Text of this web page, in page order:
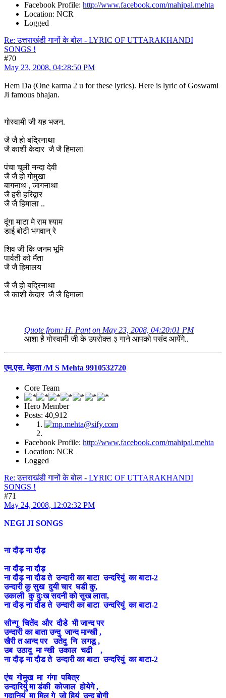
Facebook Profile: http://www.facebook.com/mahipal.mehta
Location: NCR
Logged
Re: उत्तराखंडी गानों के बोल - LYRIC OF UTTARAKHANDI
SONGS !
#70
May 23, 2008, 04:28:50 PM
Hem Da (One karma 2 u for these lyrics). Here is lyric of Goswami
Ji famous bhajan.
गोस्वामी जी यह भजन.
जै जै हो बद्रिनाथा
जै काशी केदार जै जै हिमाला
पंचा चूली नन्दा देवी
जै जै हो गोमुखा
बागनाथ , जागनाथा
जै हरी हरिद्वार
जै जै हिमाला ..
दूंगा माटा मे राम श्याम
डाई बोटी भगवान् रे
शिव जी कि जनम भूमि
पार्वती को मैंता
जै जै हिमालय
जै जै हो बद्रिनाथा
जै काशी केदार जै जै हिमाला
Quote from: H. Pant on May 23, 2008, 04:20:01 PM
आशा है गोस्वामी जी के उपरोक्त ३ गाने आपको पसंद आयेंगे..
एम.एस. मेहता /M S Mehta 9910532720
Core Team
Hero Member
Posts: 40,912
Facebook Profile: http://www.facebook.com/mahipal.mehta
Location: NCR
Logged
Re: उत्तराखंडी गानों के बोल - LYRIC OF UTTARAKHANDI
SONGS !
#71
May 24, 2008, 12:02:32 PM
NEGI JI SONGS
ना दौड़ ना दौड़
ना दौड़ ना दौड़
ना दौड़ ना दौड ते उन्दारी का बाटा उन्दरियुं का बाटा-2
उन्दारी कु सुख दुयी चार घडी कु,
उकाली कु दुःख सदनी को सुख लाता,
ना दौड़ ना दौड ते उन्दारी का बाटा उन्दरियुं का बाटा-2
सौन्गु चितेंद और दौडे भी जान्द पर
उन्दारी का बाता उन्दु जान्द मान्खी ,
खैरी त आन्द पर उतेदु नि लगडू ,
उब उठादु मा न्खी उकाल चढी ,
ना दौड़ ना दौड ते उन्दारी का बाटा उन्दरियुं का बाटा-2
एंच गोमुख मा गंगा पबित्र
उन्दारियुं मा डंकी कोजाल होयेगे ,
गदानियुं मा मिल गे जो हियुं उन्दु बोगी